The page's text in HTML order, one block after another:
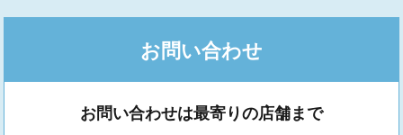
お問い合わせ
お問い合わせは最寄りの店舗まで